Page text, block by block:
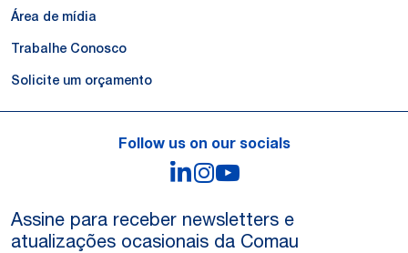
Área de mídia
Trabalhe Conosco
Solicite um orçamento
Follow us on our socials
LinkedIn
Instagram
Assine para receber newsletters e
atualizações ocasionais da Comau